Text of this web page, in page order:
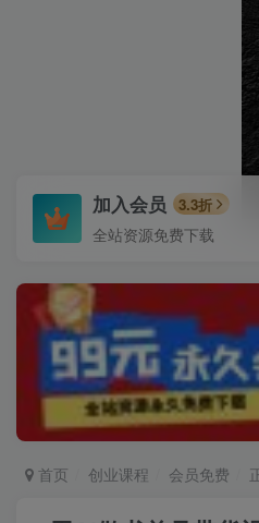
加入会员 3.3折
全站资源免费下载
首页 创业课程 会员免费